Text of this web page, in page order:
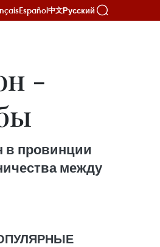
Español中文Русский
-
в провинции
между